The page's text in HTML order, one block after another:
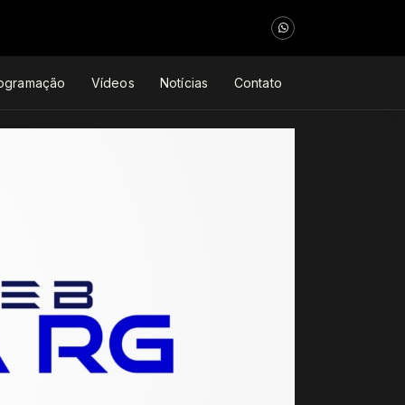
Vídeos Notícias Contato